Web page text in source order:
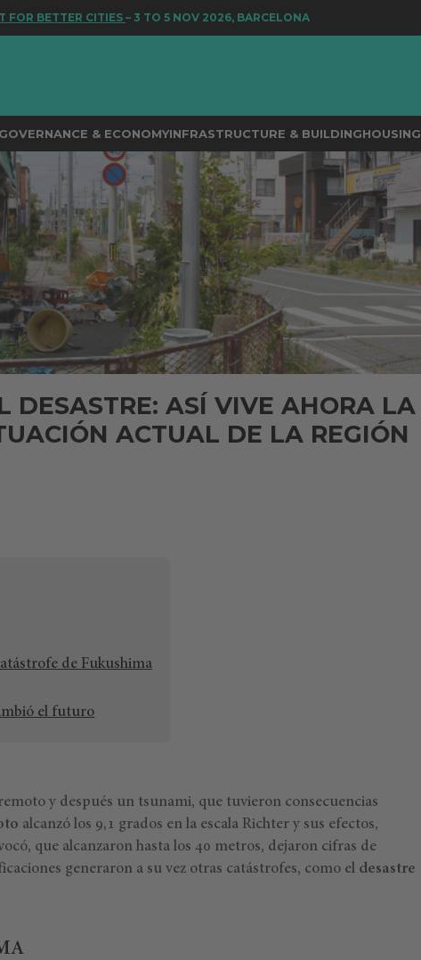
CITIES– 3 TO 5 NOV 2026, BARCELONA
GOVERNANCE & ECONOMYINFRASTRUCTURE & BUILDINGHOUSING
DESASTRE: ASÍ VIVE AHORA LA
ACTUAL DE LA REGIÓN
de Fukushima
el futuro
y después un tsunami, que tuvieron consecuencias
alcanzó los 9,1 grados en la escala Richter y sus efectos,
que alcanzaron hasta los 40 metros, dejaron cifras de
generaron a su vez otras catástrofes, como el desastre